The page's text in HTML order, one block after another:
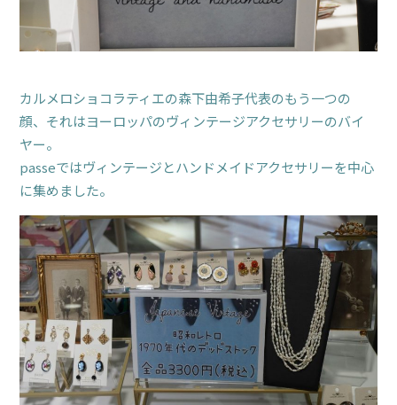
カルメロショコラティエの森下由希子代表のもう一つの
顔、それはヨーロッパのヴィンテージアクセサリーのバイ
ヤー。
passeではヴィンテージとハンドメイドアクセサリーを中心
に集めました。